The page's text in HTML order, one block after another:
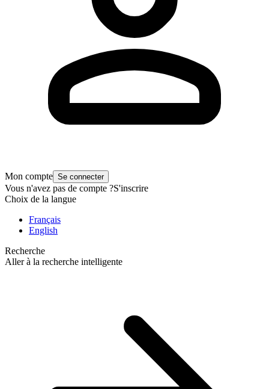
Mon compte Se connecter
Vous n'avez pas de compte ?S'inscrire
Choix de la langue
Français
English
Recherche
Aller à la recherche intelligente